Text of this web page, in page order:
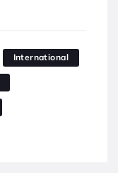
International